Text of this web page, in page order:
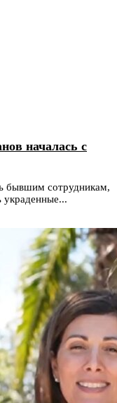
началась с
бывшим сотрудникам,